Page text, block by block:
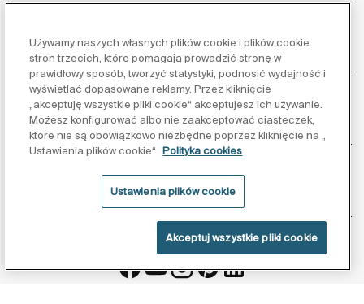
Obsługa klienta
O nas
Obserwuj nas:
Używamy naszych własnych plików cookie i plików cookie
stron trzecich, które pomagają prowadzić stronę w
prawidłowy sposób, tworzyć statystyki, podnosić wydajność i
wyświetlać dopasowane reklamy. Przez kliknięcie
„akceptuję wszystkie pliki cookie“ akceptujesz ich używanie.
Możesz konfigurować albo nie zaakceptować ciasteczek,
które nie są obowiązkowo niezbędne poprzez kliknięcie na „
Ustawienia plików cookie“
Polityka cookies
Ustawienia plików cookie
Akceptuj wszystkie pliki cookie